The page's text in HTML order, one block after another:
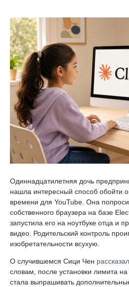
Одиннадцатилетняя дочь
нашла интересный способ обойти
времени для YouTube. Она
собственного браузера на базе
запустила его на ноутбуке отца и
видео. Родительский контроль
изобретательности всухую.
О случившемся Сици Чен рассказал
словам, после установки лимита
стала выпрашивать